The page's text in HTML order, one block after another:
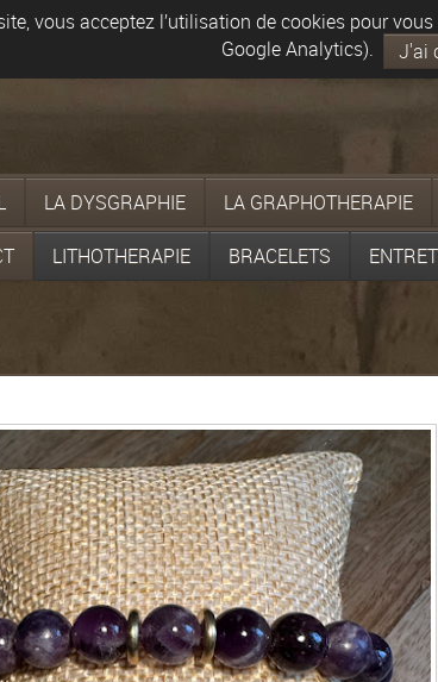
vous acceptez l’utilisation de cookies pour
Google Analytics).
J'ai
LA DYSGRAPHIE LA GRAPHOTHERAPIE
LITHOTHERAPIE BRACELETS